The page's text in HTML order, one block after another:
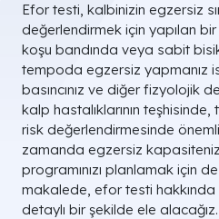
Efor testi, kalbinizin egzersiz
değerlendirmek için yapılan bir
koşu bandında veya sabit
tempoda egzersiz yapmanız
basıncınız ve diğer fizyolojik
kalp hastalıklarının
risk değerlendirmesinde
zamanda egzersiz
programınızı planlamak için
makalede, efor testi
detaylı bir şekilde ele alacağız.